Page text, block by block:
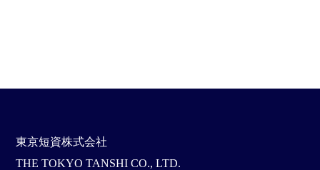
東京短資株式会社
THE TOKYO TANSHI CO., LTD.